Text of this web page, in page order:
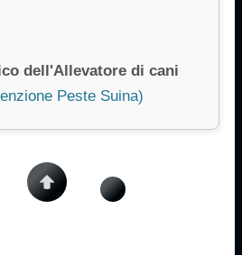
dell'Allevatore di cani
Peste Suina)